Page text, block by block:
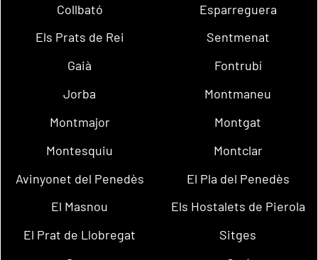
Collbató
Esparreguera
Els Prats de Rei
Sentmenat
Gaià
Fontrubí
Jorba
Montmaneu
Montmajor
Montgat
Montesquiu
Montclar
Avinyonet del Penedès
El Pla del Penedès
El Masnou
Els Hostalets de Pierola
El Prat de Llobregat
Sitges